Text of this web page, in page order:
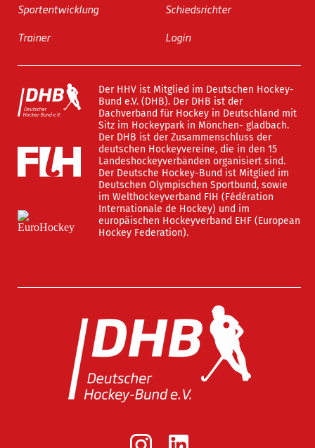
Sportentwicklung
Trainer
Schiedsrichter
Login
Der HHV ist Mitglied im Deutschen Hockey-
Bund e.V. (DHB). Der DHB ist der
Dachverband für Hockey in Deutschland mit
Sitz im Hockeypark in Mönchen- gladbach.
Der DHB ist der Zusammenschluss der
deutschen Hockeyvereine, die in den 15
Landeshockeyverbänden organisiert sind.
Der Deutsche Hockey-Bund ist Mitglied im
Deutschen Olympischen Sportbund, sowie
im Welthockeyverband FIH (Fédération
Internationale de Hockey) und im
europäischen Hockeyverband EHF (European
Hockey Federation).